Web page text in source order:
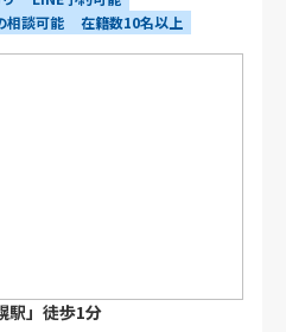
相談可能 在籍数10名以上
駅」徒歩1分